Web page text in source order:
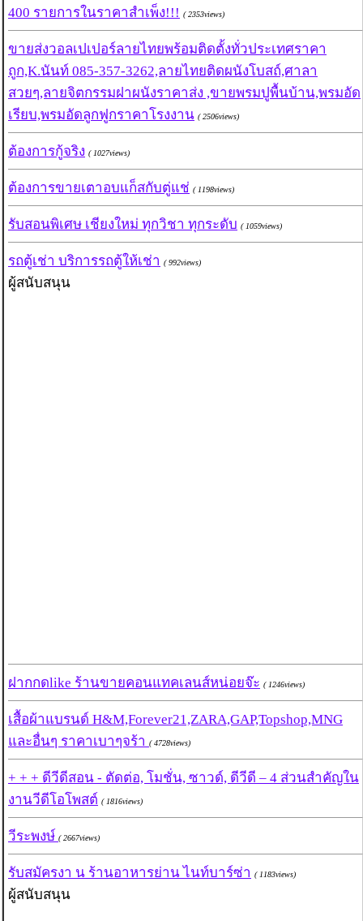
400 รายการในราคาสำเพ็ง!!! ( 2353views)
ขายส่งวอลเปเปอร์ลายไทยพร้อมติดตั้งทั่วประเทศราคา
ถูก,K.นันท์ 085-357-3262,ลายไทยติดผนังโบสถ์,ศาลา
สวยๆ,ลายจิตกรรมฝาผนังราคาส่ง ,ขายพรมปูพื้นบ้าน,พรมอัด
เรียบ,พรมอัดลูกฟูกราคาโรงงาน ( 2506views)
ต้องการกู้จริง ( 1027views)
ต้องการขายเตาอบแก็สกับตู่แช่ ( 1198views)
รับสอนพิเศษ เชียงใหม่ ทุกวิชา ทุกระดับ ( 1059views)
รถตู้เช่า บริการรถตู้ให้เช่า ( 992views)
ผู้สนับสนุน
ฝากกดlike ร้านขายคอนแทคเลนส์หน่อยจ๊ะ ( 1246views)
เสื้อผ้าแบรนด์ H&M,Forever21,ZARA,GAP,Topshop,MNG
และอื่นๆ ราคาเบาๆจร้า ( 4728views)
+ + + ดีวีดีสอน - ตัดต่อ, โมชั่น, ซาวด์, ดีวีดี – 4 ส่วนสำคัญใน
งานวีดีโอโพสต์ ( 1816views)
วีระพงษ์ ( 2667views)
รับสมัครงา น ร้านอาหารย่าน ไนท์บาร์ซ่า ( 1183views)
ผู้สนับสนุน